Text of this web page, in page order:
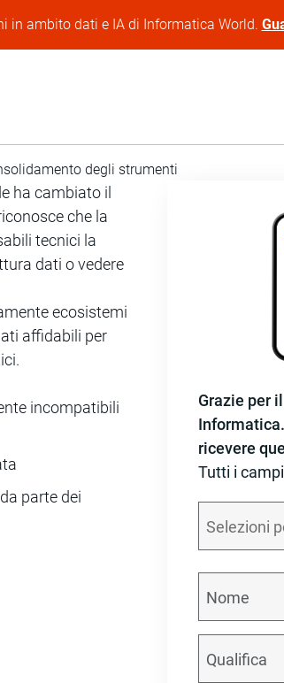
in ambito dati e IA di Informatica World.
degli strumenti
ha cambiato il
che la
tecnici la
dati o vedere
ecosistemi
affidabili per
incompatibili
parte dei
Grazie per
ricevere
Tutti i